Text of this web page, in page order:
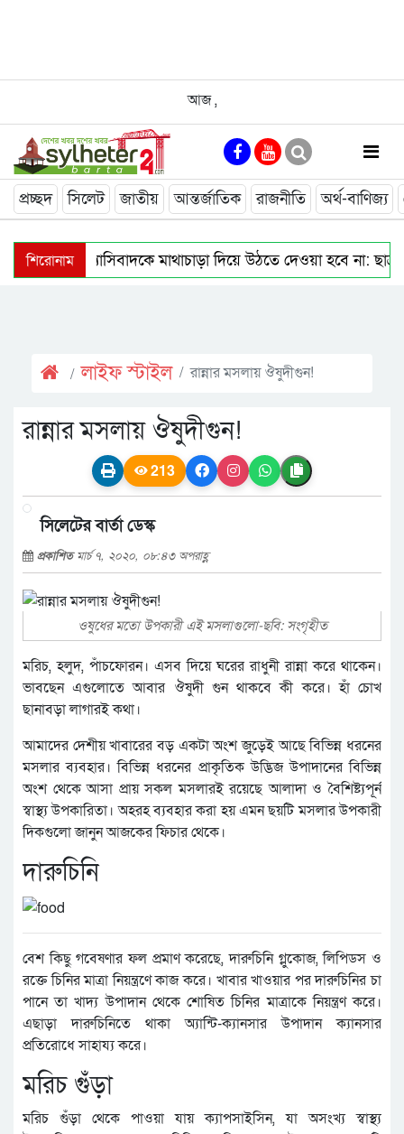
আজ,
প্রচ্ছদ সিলেট জাতীয় আন্তর্জাতিক রাজনীতি অর্থ-বাণিজ্য
শিরোনাম
নতুন কোনো ফ্যাসিবাদকে মাথাচাড়া দিয়ে উঠতে দেওয়া হবে না:
লাইফ স্টাইল রান্নার মসলায় ঔষুদীগুন!
রান্নার মসলায় ঔষুদীগুন!
213
সিলেটের বার্তা ডেস্ক
প্রকাশিতমার্চ ৭, ২০২০, ০৮:৪৩ অপরাহ্ণ
ওষুধের মতো উপকারী এই মসলাগুলো-ছবি: সংগৃহীত
মরিচ, হলুদ, পাঁচফোরন। এসব দিয়ে ঘরের রাধুনী রান্না করে থাকেন।
ভাবছেন এগুলোতে আবার ঔষুদী গুন থাকবে কী করে। হাঁ চোখ
ছানাবড়া লাগারই কথা।
আমাদের দেশীয় খাবারের বড় একটা অংশ জুড়েই আছে বিভিন্ন ধরনের
মসলার ব্যবহার। বিভিন্ন ধরনের প্রাকৃতিক উদ্ভিজ উপাদানের বিভিন্ন
অংশ থেকে আসা প্রায় সকল মসলারই রয়েছে আলাদা ও বৈশিষ্ট্যপূর্ন
স্বাস্থ্য উপকারিতা। অহরহ ব্যবহার করা হয় এমন ছয়টি মসলার উপকারী
দিকগুলো জানুন আজকের ফিচার থেকে।
দারুচিনি
বেশ কিছু গবেষণার ফল প্রমাণ করেছে, দারুচিনি গ্লুকোজ, লিপিডস ও
রক্তে চিনির মাত্রা নিয়ন্ত্রণে কাজ করে। খাবার খাওয়ার পর দারুচিনির চা
পানে তা খাদ্য উপাদান থেকে শোষিত চিনির মাত্রাকে নিয়ন্ত্রণ করে।
এছাড়া দারুচিনিতে থাকা অ্যান্টি-ক্যানসার উপাদান ক্যানসার
প্রতিরোধে সাহায্য করে।
মরিচ গুঁড়া
মরিচ গুঁড়া থেকে পাওয়া যায় ক্যাপসাইসিন, যা অসংখ্য স্বাস্থ্য